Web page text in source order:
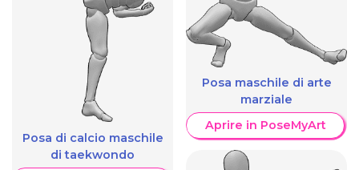
Posa di calcio maschile
di taekwondo
Posa maschile di arte
marziale
Aprire in PoseMyArt